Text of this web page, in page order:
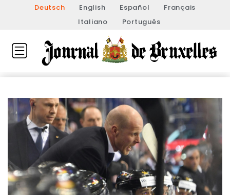
Deutsch English Español
Français
Italiano
Português